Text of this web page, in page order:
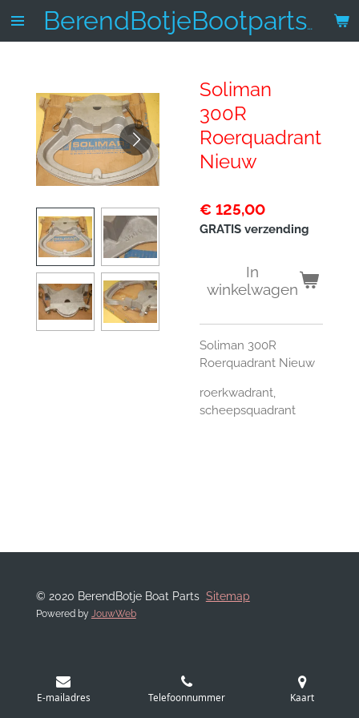
Ga
BerendBotjeBootparts.nl
Soliman
300R
Roerquadrant
Nieuw
€ 125,00
GRATIS verzending
In
winkelwagen
Soliman 300R
Roerquadrant Nieuw
roerkwadrant,
scheepsquadrant
© 2020 BerendBotje Boat Parts Sitemap
Powered by JouwWeb
E-mailadres Telefoonnummer Kaart